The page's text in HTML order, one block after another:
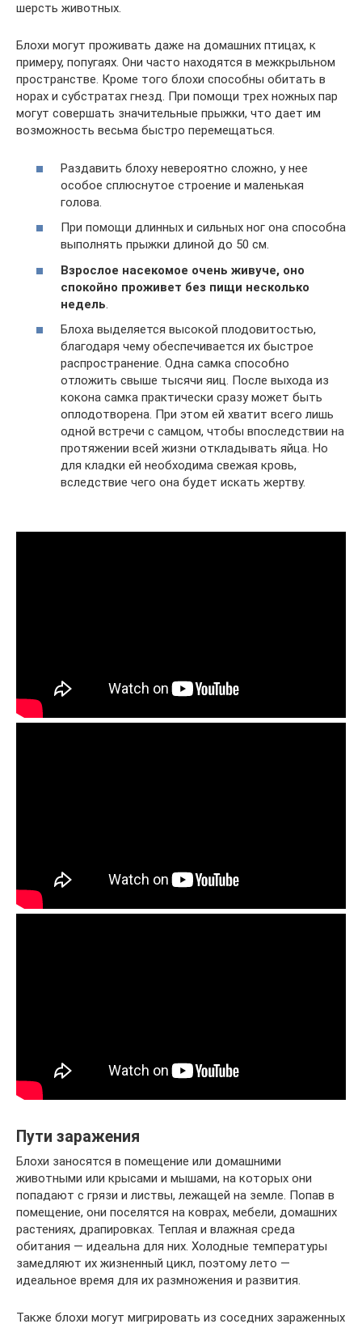
шерсть животных.
Блохи могут проживать даже на домашних птицах, к
примеру, попугаях. Они часто находятся в межкрыльном
пространстве. Кроме того блохи способны обитать в
норах и субстратах гнезд. При помощи трех ножных пар
могут совершать значительные прыжки, что дает им
возможность весьма быстро перемещаться.
Раздавить блоху невероятно сложно, у нее
особое сплюснутое строение и маленькая
голова.
При помощи длинных и сильных ног она способна
выполнять прыжки длиной до 50 см.
Взрослое насекомое очень живуче, оно
спокойно проживет без пищи несколько
недель
Блоха выделяется высокой плодовитостью,
благодаря чему обеспечивается их быстрое
распространение. Одна самка способно
отложить свыше тысячи яиц. После выхода из
кокона самка практически сразу может быть
оплодотворена. При этом ей хватит всего лишь
одной встречи с самцом, чтобы впоследствии на
протяжении всей жизни откладывать яйца. Но
для кладки ей необходима свежая кровь,
вследствие чего она будет искать жертву.
Пути заражения
Блохи заносятся в помещение или домашними
животными или крысами и мышами, на которых они
попадают с грязи и листвы, лежащей на земле. Попав в
помещение, они поселятся на коврах, мебели, домашних
растениях, драпировках. Теплая и влажная среда
обитания — идеальна для них. Холодные температуры
замедляют их жизненный цикл, поэтому лето —
идеальное время для их размножения и развития.
Также блохи могут мигрировать из соседних зараженных